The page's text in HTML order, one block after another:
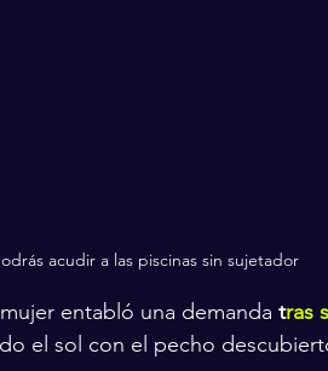
acudir a las piscinas sin sujetador
entabló una demanda tras
el sol con el pecho